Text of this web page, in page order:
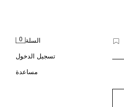
السلة 0
تسجيل الدخول
مساعدة